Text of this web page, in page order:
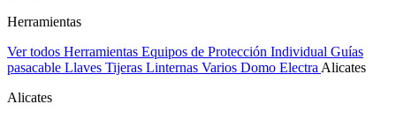
Herramientas
Ver todos Herramientas Equipos de Protección Individual Guías
pasacable Llaves Tijeras Linternas Varios Domo Electra Alicates
Alicates